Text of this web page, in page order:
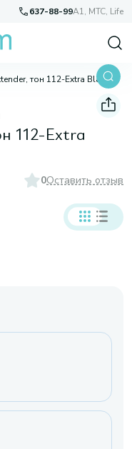
637-88-99A1, МТС, Life
тон 112-Extra Black
112-Extra
0Оставить отзыв